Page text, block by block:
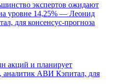
экспертов ожидают
уровне 14,25% — Леонид
для консенсус-прогноза
акций и планирует
аналитик АВИ Кэпитал, для